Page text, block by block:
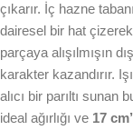
çıkarır. İç hazne
dairesel bir hat
parçaya alışılmışın
karakter kazandırır.
alıcı bir parıltı sunan
ideal ağırlığı ve 17